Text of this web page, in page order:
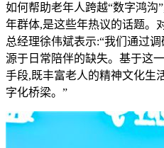
如何帮助老年人跨越“数字鸿沟
年群体,是这些年热议的话题。
总经理徐伟斌表示:“我们通过
源于日常陪伴的缺失。基于这
手段,既丰富老人的精神文化生
字化桥梁。”